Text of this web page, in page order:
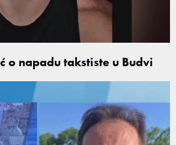
o napadu takstiste u Budvi